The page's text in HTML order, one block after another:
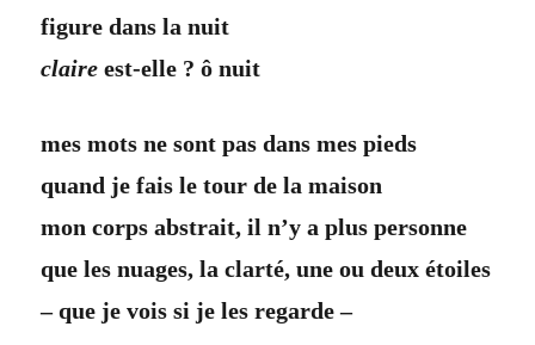
figure dans la nuit
claire est-elle ? ô nuit
mes mots ne sont pas dans mes pieds
quand je fais le tour de la maison
mon corps abstrait, il n’y a plus personne
que les nuages, la clarté, une ou deux étoiles
– que je vois si je les regarde –